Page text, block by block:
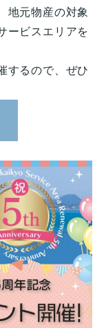
地元物産の対象
ービスエリアを
するので、ぜひ